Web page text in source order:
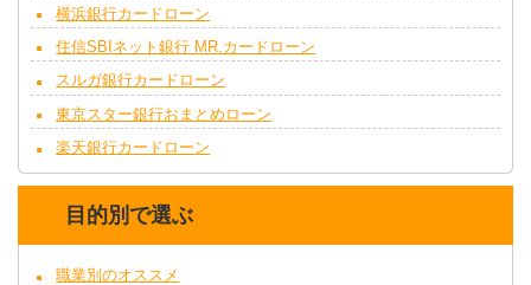
横浜銀行カードローン
住信SBIネット銀行 MR.カードローン
スルガ銀行カードローン
東京スター銀行おまとめローン
楽天銀行カードローン
目的別で選ぶ
職業別のオススメ